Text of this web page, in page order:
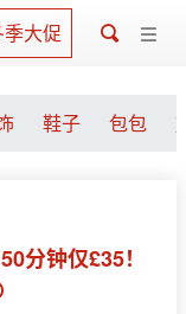
季大促
鞋子 包包
分钟仅£35！